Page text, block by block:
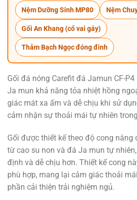
Nệm Dưỡng Sinh MP80 Nệm
Gối An Khang (cổ vai gáy)
Thảm Bạch Ngọc đóng đinh
Gối đá nóng Carefit đá Jamun CF-
Ja mun khả năng tỏa nhiệt hồng
giác mát xa ấm và dễ chịu khi sử
cảm nhận sự thoải mái tự nhiên
Gối được thiết kế theo độ cong nâng
từ cao su non và đá Ja mun tự
định và dễ chịu hơn. Thiết kế cong
phù hợp, mang lại cảm giác thoải
phần cải thiện trải nghiệm ngủ.